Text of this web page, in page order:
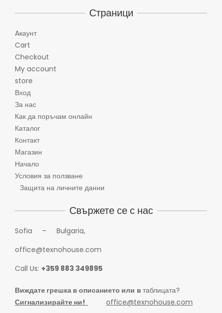
Страници
Aкаунт
Cart
Checkout
My account
store
Вход
За нас
Как да поръчам онлайн
Каталог
Контакт
Магазин
Начало
Условия за ползване
Защита на личните данни
Свържете се с нас
Sofia – Bulgaria,
office@texnohouse.com
Call Us: +359 883 349895
Виждате грешка в описанието или в таблицата?
Сигнализирайте ни!
office@texnohouse.com